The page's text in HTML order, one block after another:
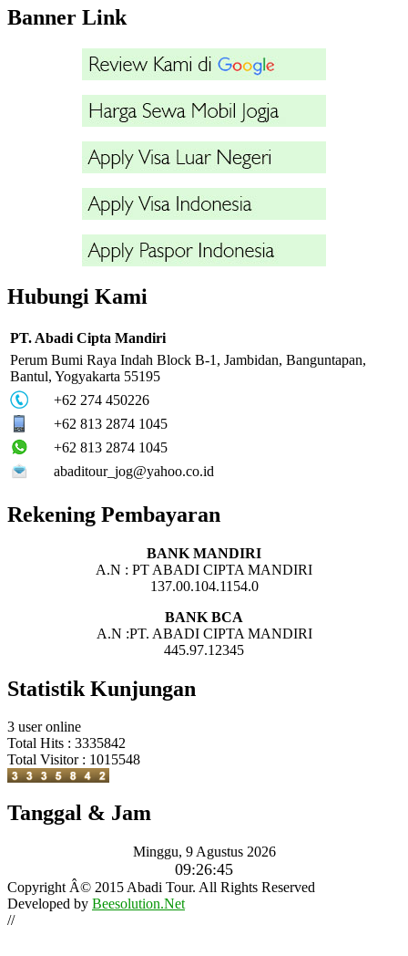
Banner Link
Hubungi Kami
PT. Abadi Cipta Mandiri
Perum Bumi Raya Indah Block B-1, Jambidan, Banguntapan,
Bantul, Yogyakarta 55195
+62 274 450226
+62 813 2874 1045
+62 813 2874 1045
abaditour_jog@yahoo.co.id
Rekening Pembayaran
BANK MANDIRI
A.N : PT ABADI CIPTA MANDIRI
137.00.104.1154.0
BANK BCA
A.N :PT. ABADI CIPTA MANDIRI
445.97.12345
Statistik Kunjungan
3 user online
Total Hits : 3335842
Total Visitor : 1015548
Tanggal & Jam
Minggu, 9 Agustus 2026
09:26:46
Copyright Â© 2015 Abadi Tour. All Rights Reserved
Developed by Beesolution.Net
//